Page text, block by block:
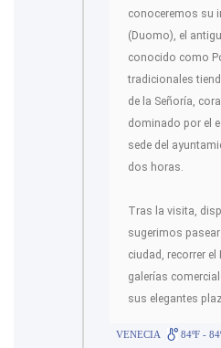
conoceremos su
(Duomo), el
conocido como
tradicionales
de la Señoría,
dominado por el
sede del
dos horas.
Tras la visita,
sugerimos
ciudad, recorrer
galerías
sus elegantes
VENECIA 84ºF -